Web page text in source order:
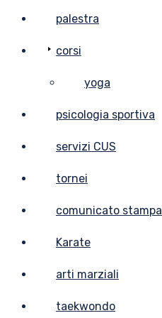
palestra
corsi
yoga
psicologia sportiva
servizi CUS
tornei
comunicato stampa
Karate
arti marziali
taekwondo